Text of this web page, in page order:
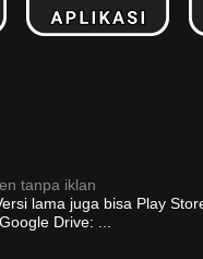
tanpa iklan
lama juga bisa Play
Drive: ...